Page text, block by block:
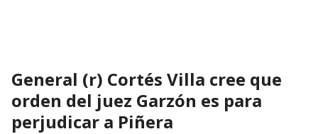
General (r) Cortés Villa cree que
orden del juez Garzón es para
perjudicar a Piñera